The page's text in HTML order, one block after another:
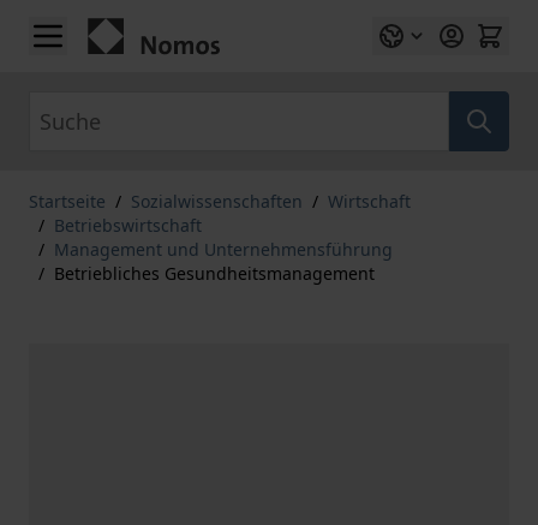
Zum Inhalt springen
Startseite / Sozialwissenschaften / Wirtschaft
/ Betriebswirtschaft
/ Management und Unternehmensführung
/ Betriebliches Gesundheitsmanagement